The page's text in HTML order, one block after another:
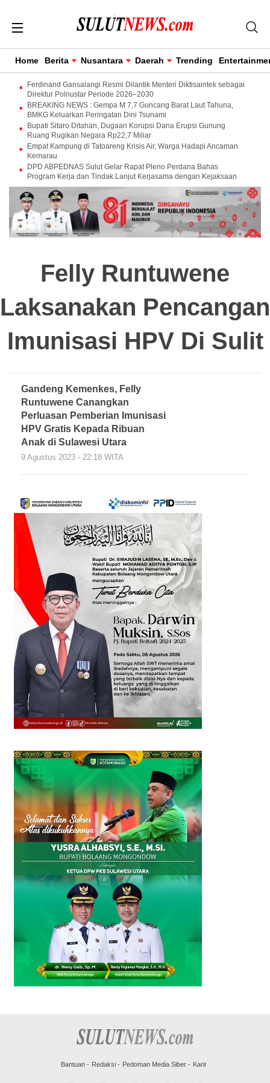
Home Berita Nusantara Daerah Trending
Ferdinand Gansalangi Resmi Dilantik Menteri Diktisaintek sebagai
Direktur Polnustar Periode 2026–2030
BREAKING NEWS : Gempa M 7,7 Guncang Barat Laut Tahuna,
BMKG Keluarkan Peringatan Dini Tsunami
Bupati Sitaro Ditahan, Dugaan Korupsi Dana Erupsi Gunung
Ruang Rugikan Negara Rp22,7 Miliar
Empat Kampung di Tatoareng Krisis Air, Warga Hadapi Ancaman
Kemarau
DPD ABPEDNAS Sulut Gelar Rapat Pleno Perdana Bahas
Program Kerja dan Tindak Lanjut Kerjasama dengan Kejaksaan
Felly Runtuwene
Laksanakan Pencangan
Imunisasi HPV Di Sulit
Gandeng Kemenkes, Felly
Runtuwene Canangkan
Perluasan Pemberian Imunisasi
HPV Gratis Kepada Ribuan
Anak di Sulawesi Utara
9 Agustus 2023 - 22:18 WITA
Bantuan Redaksi Pedoman Media Siber Karir